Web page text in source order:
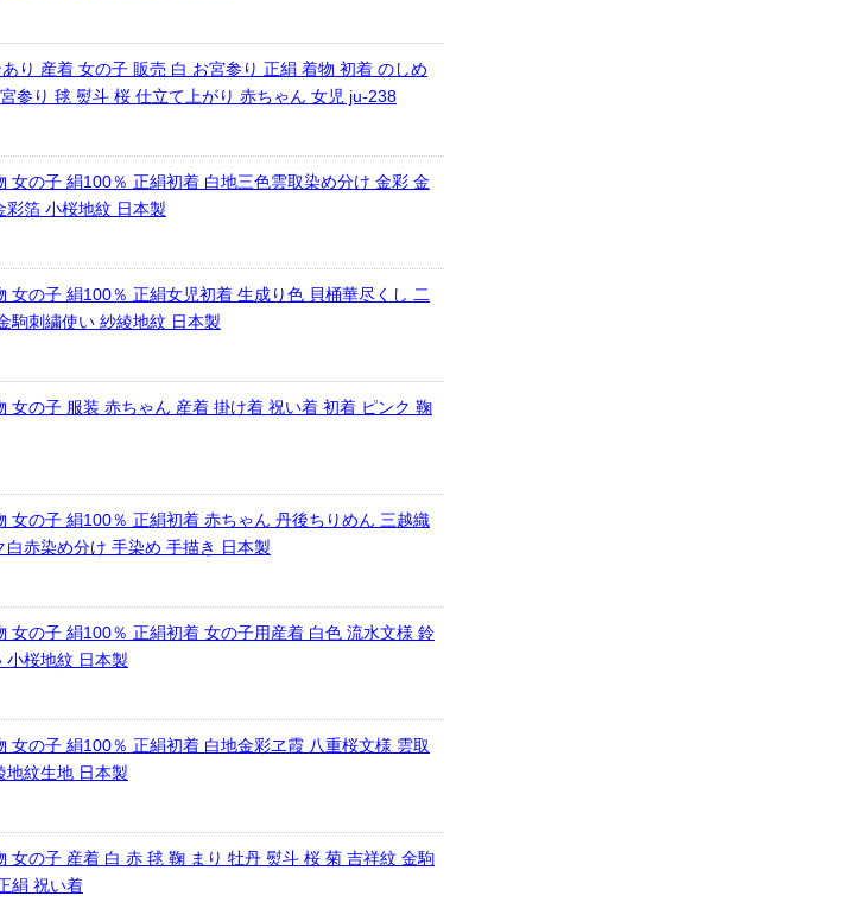
り 産着 女の子 販売 白 お宮参り 正絹 着物 初着 のしめ
参り 毬 熨斗 桜 仕立て上がり 赤ちゃん 女児 ju-238
女の子 絹100％ 正絹初着 白地三色雲取染め分け 金彩 金
彩箔 小桜地紋 日本製
女の子 絹100％ 正絹女児初着 生成り色 貝桶華尽くし 二
駒刺繍使い 紗綾地紋 日本製
女の子 服装 赤ちゃん 産着 掛け着 祝い着 初着 ピンク 鞠
女の子 絹100％ 正絹初着 赤ちゃん 丹後ちりめん 三越織
白赤染め分け 手染め 手描き 日本製
女の子 絹100％ 正絹初着 女の子用産着 白色 流水文様 鈴
小桜地紋 日本製
女の子 絹100％ 正絹初着 白地金彩ヱ霞 八重桜文様 雲取
地紋生地 日本製
女の子 産着 白 赤 毬 鞠 まり 牡丹 熨斗 桜 菊 吉祥紋 金駒
絹 祝い着